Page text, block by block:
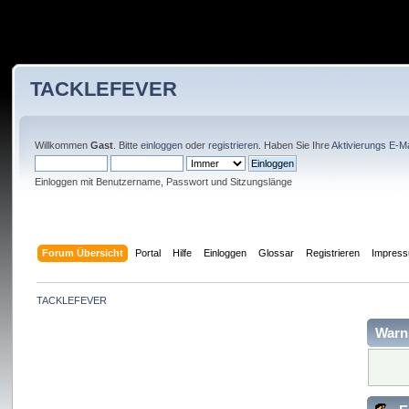
TACKLEFEVER
WillkommenGast . Bitteeinloggen oderregistrieren . Haben Sie IhreAktivierungs E-
Einloggen mit Benutzername, Passwort und Sitzungslänge
Forum Übersicht Portal Hilfe Einloggen Glossar Registrieren
TACKLEFEVER